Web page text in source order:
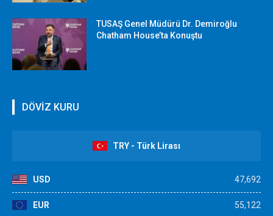
TUSAŞ Genel Müdürü Dr. Demiroğlu
Chatham House’ta Konuştu
DÖVİZ KURU
TRY - Türk Lirası
USD 47,692
EUR 55,122